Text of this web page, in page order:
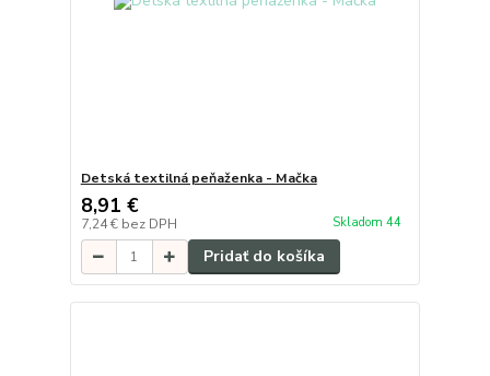
Detská textilná peňaženka - Mačka
8,91 €
7,24 € bez DPH Skladom 44
Pridať do košíka